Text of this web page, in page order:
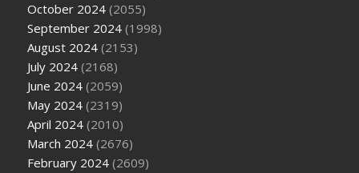
October 2024 (2055)
September 2024 (1998)
August 2024 (2153)
July 2024 (2168)
June 2024 (2059)
May 2024 (2319)
April 2024 (2010)
March 2024 (2676)
February 2024 (2609)